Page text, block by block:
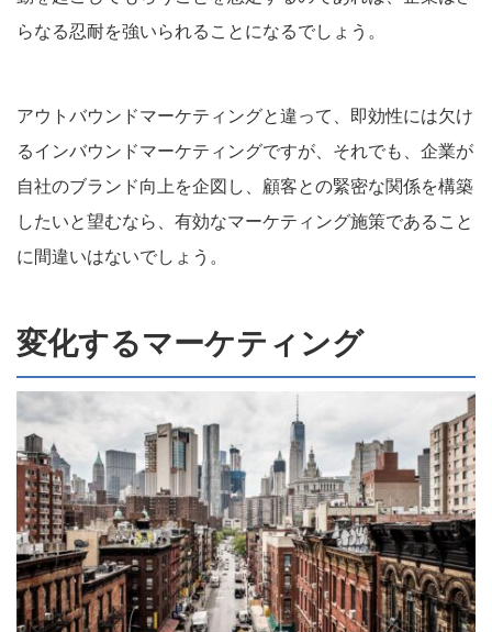
らなる忍耐を強いられることになるでしょう。
アウトバウンドマーケティングと違って、即効性には欠け
るインバウンドマーケティングですが、それでも、企業が
自社のブランド向上を企図し、顧客との緊密な関係を構築
したいと望むなら、有効なマーケティング施策であること
に間違いはないでしょう。
変化するマーケティング